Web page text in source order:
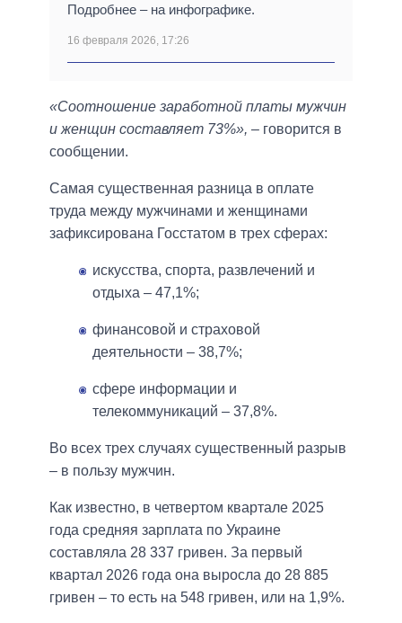
Подробнее – на инфографике.
16 февраля 2026, 17:26
«Соотношение заработной платы мужчин
и женщин составляет 73%», – говорится в
сообщении.
Самая существенная разница в оплате
труда между мужчинами и женщинами
зафиксирована Госстатом в трех сферах:
искусства, спорта, развлечений и
отдыха – 47,1%;
финансовой и страховой
деятельности – 38,7%;
сфере информации и
телекоммуникаций – 37,8%.
Во всех трех случаях существенный разрыв
– в пользу мужчин.
Как известно, в четвертом квартале 2025
года средняя зарплата по Украине
составляла 28 337 гривен. За первый
квартал 2026 года она выросла до 28 885
гривен – то есть на 548 гривен, или на 1,9%.